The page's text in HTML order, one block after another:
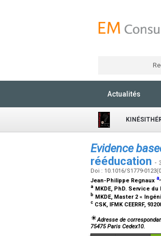
Actualités
Evidence
rééducation -
Doi : 10.1016/S1779-
Jean-Philippe Regnaux a,
a MKDE, PhD. Service
b MKDE, Master 2 «
c CSK, IFMK CEERRF,
Adresse de
75475 Paris Cedex10.